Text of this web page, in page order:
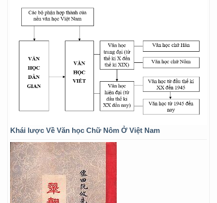
Khái lược Về Văn học Chữ Nôm Ở Việt Nam